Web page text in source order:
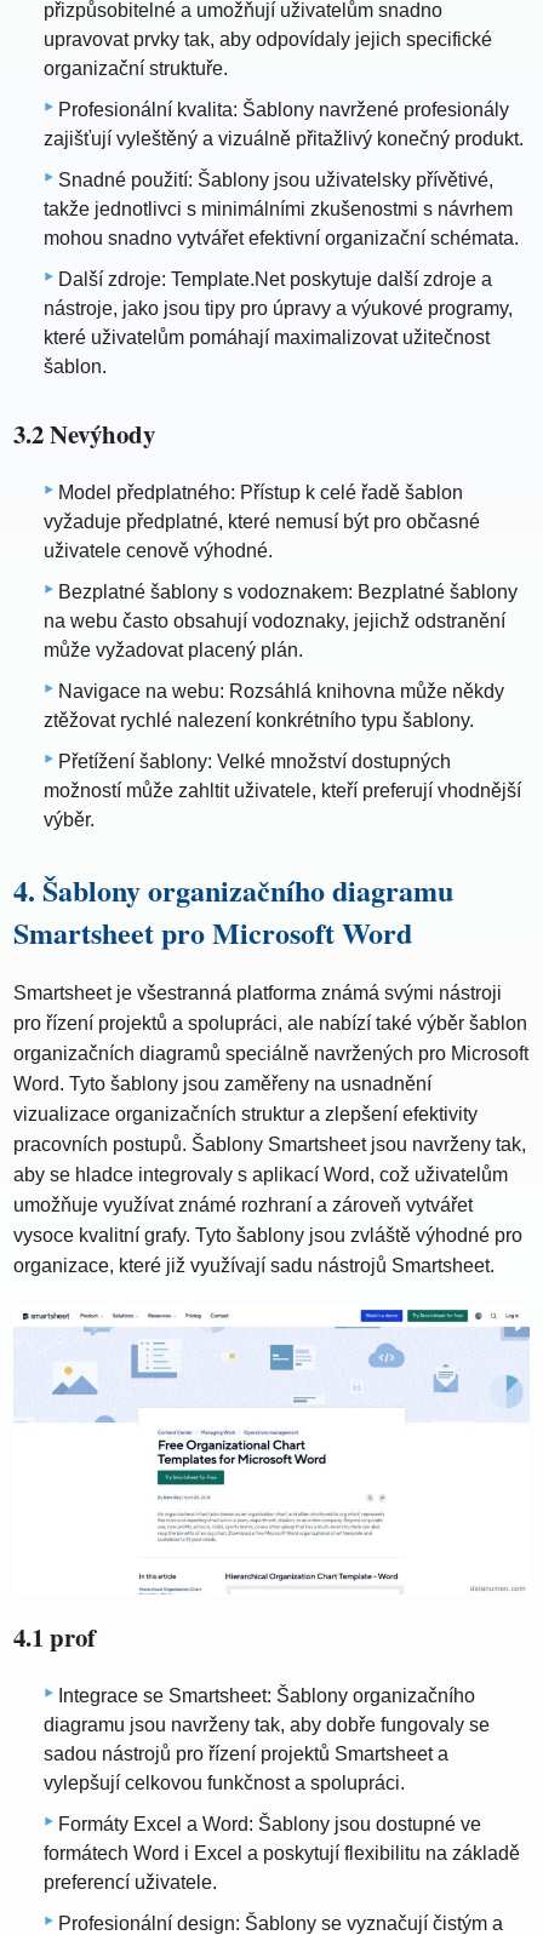
přizpůsobitelné a umožňují uživatelům snadno
upravovat prvky tak, aby odpovídaly jejich specifické
organizační struktuře.
Profesionální kvalita: Šablony navržené profesionály
zajišťují vyleštěný a vizuálně přitažlivý konečný produkt.
Snadné použití: Šablony jsou uživatelsky přívětivé,
takže jednotlivci s minimálními zkušenostmi s návrhem
mohou snadno vytvářet efektivní organizační schémata.
Další zdroje: Template.Net poskytuje další zdroje a
nástroje, jako jsou tipy pro úpravy a výukové programy,
které uživatelům pomáhají maximalizovat užitečnost
šablon.
3.2 Nevýhody
Model předplatného: Přístup k celé řadě šablon
vyžaduje předplatné, které nemusí být pro občasné
uživatele cenově výhodné.
Bezplatné šablony s vodoznakem: Bezplatné šablony
na webu často obsahují vodoznaky, jejichž odstranění
může vyžadovat placený plán.
Navigace na webu: Rozsáhlá knihovna může někdy
ztěžovat rychlé nalezení konkrétního typu šablony.
Přetížení šablony: Velké množství dostupných
možností může zahltit uživatele, kteří preferují vhodnější
výběr.
4. Šablony organizačního diagramu
Smartsheet pro Microsoft Word
Smartsheet je všestranná platforma známá svými nástroji
pro řízení projektů a spolupráci, ale nabízí také výběr šablon
organizačních diagramů speciálně navržených pro Microsoft
Word. Tyto šablony jsou zaměřeny na usnadnění
vizualizace organizačních struktur a zlepšení efektivity
pracovních postupů. Šablony Smartsheet jsou navrženy tak,
aby se hladce integrovaly s aplikací Word, což uživatelům
umožňuje využívat známé rozhraní a zároveň vytvářet
vysoce kvalitní grafy. Tyto šablony jsou zvláště výhodné pro
organizace, které již využívají sadu nástrojů Smartsheet.
4.1 prof
Integrace se Smartsheet: Šablony organizačního
diagramu jsou navrženy tak, aby dobře fungovaly se
sadou nástrojů pro řízení projektů Smartsheet a
vylepšují celkovou funkčnost a spolupráci.
Formáty Excel a Word: Šablony jsou dostupné ve
formátech Word i Excel a poskytují flexibilitu na základě
preferencí uživatele.
Profesionální design: Šablony se vyznačují čistým a